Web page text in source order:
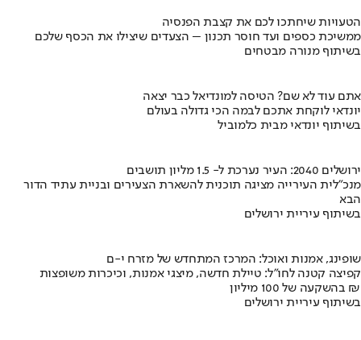
הטעויות שיחתכו לכם את קצבת הפנסיה
ממשיכת כספים ועד חוסר תכנון – הצעדים שיצילו את הכסף שלכם
בשיתוף מנורה מבטחים
אתם עוד לא שם? הטיסה למונדיאל כבר יצאה
יונדאי לוקחת אתכם לבמה הכי גדולה בעולם
בשיתוף יונדאי מבית כלמוביל
ירושלים 2040: העיר נערכת ל- 1.5 מליון תושבים
מנכ"לית העירייה מציגה תוכנית להשארת הצעירים ובניית עתיד הדור
הבא
בשיתוף עיריית ירושלים
שופינג, אמנות ואוכל: המרכז המתחדש של מזרח י-ם
קפיצה קטנה לחו"ל: טיילת חדשה, מיצגי אמנות, וכיכרות משופצות
בהשקעה של 100 מיליון ₪
בשיתוף עיריית ירושלים